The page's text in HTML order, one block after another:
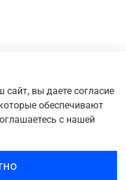
вы даете согласие
обеспечивают
с нашей